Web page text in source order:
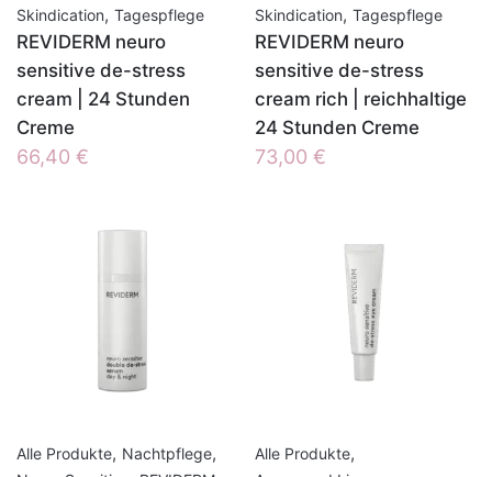
Skindication, Tagespflege
REVIDERM neuro
sensitive de-stress
cream | 24 Stunden
Creme
66,40 €
Skindication, Tagespflege
REVIDERM neuro
sensitive de-stress
cream rich | reichhaltige
24 Stunden Creme
73,00 €
Alle Produkte, Nachtpflege, Alle Produkte,